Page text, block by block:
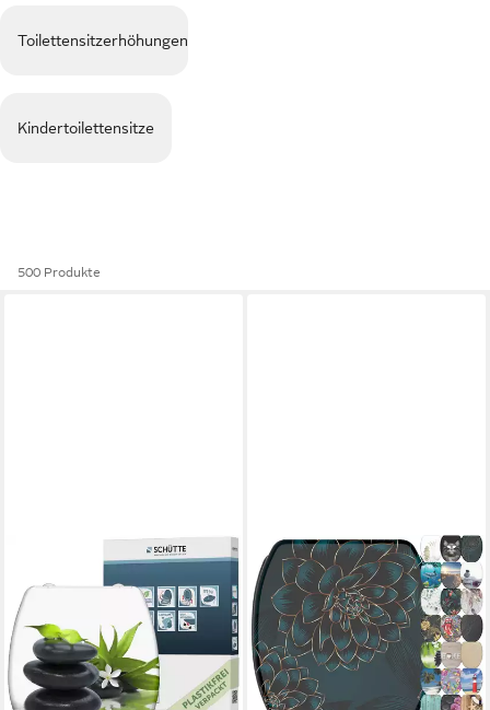
Toilettensitzerhöhungen
Kindertoilettensitze
500 Produkte